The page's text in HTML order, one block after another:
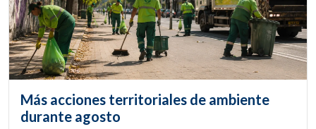
Más acciones territoriales de ambiente
durante agosto